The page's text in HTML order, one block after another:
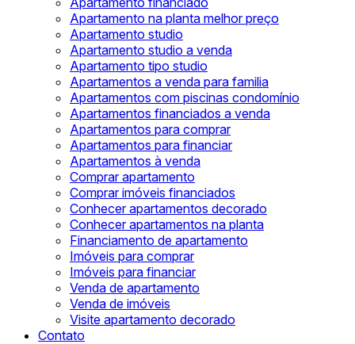
Apartamento na planta melhor preço
Apartamento studio
Apartamento studio a venda
Apartamento tipo studio
Apartamentos a venda para familia
Apartamentos com piscinas condomínio
Apartamentos financiados a venda
Apartamentos para comprar
Apartamentos para financiar
Apartamentos à venda
Comprar apartamento
Comprar imóveis financiados
Conhecer apartamentos decorado
Conhecer apartamentos na planta
Financiamento de apartamento
Imóveis para comprar
Imóveis para financiar
Venda de apartamento
Venda de imóveis
Visite apartamento decorado
Contato